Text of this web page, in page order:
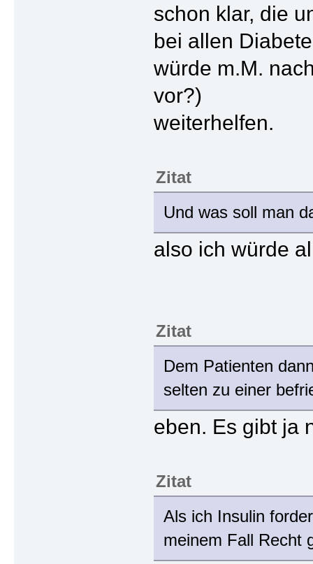
schon klar, die
bei allen
würde m.M.
vor?)
weiterhelfen.
Zitat
Und was soll man
also ich würde
Zitat
Dem Patienten
selten zu einer
eben. Es gibt ja
Zitat
Als ich Insulin
meinem Fall Recht